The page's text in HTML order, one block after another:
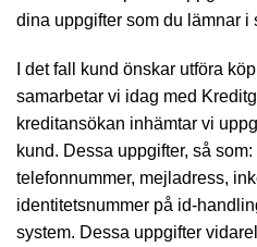
dina uppgifter som du lämnar i
I det fall kund önskar utföra
samarbetar vi idag med
kreditansökan inhämtar vi
kund. Dessa uppgifter, så
telefonnummer, mejladress,
identitetsnummer på id-
system. Dessa uppgifter